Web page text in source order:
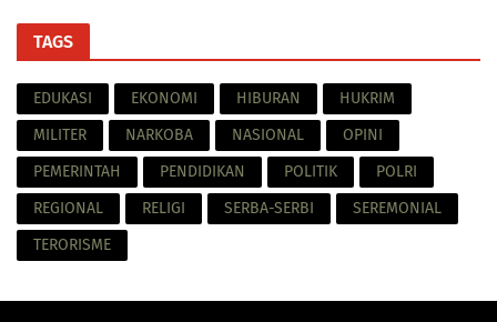
TAGS
EDUKASI EKONOMI HIBURAN
HUKRIM
MILITER
NARKOBA NASIONAL
OPINI
PEMERINTAH
PENDIDIKAN POLITIK
POLRI
REGIONAL
RELIGI SERBA-SERBI
SEREMONIAL
TERORISME